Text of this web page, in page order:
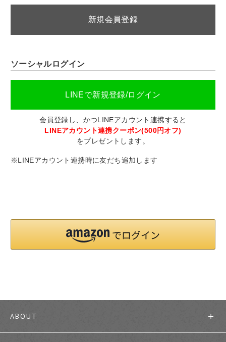
新規会員登録
ソーシャルログイン
LINEで新規登録/ログイン
会員登録し、かつLINEアカウント連携すると
LINEアカウント連携クーポン(500円オフ)
をプレゼントします。
※LINEアカウント連携時に友だち追加します
ABOUT